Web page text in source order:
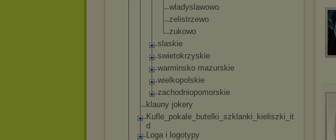
wladyslawowo
zelistrzewo
zukowo
slaskie
swietokrzys kie
warminsko mazurskie
wielkopolskie
zachodniopomorskie
klauny jokery
Kufle_pokale_butelki_szklanki_kieliszki_it
d
Loga i logotypy